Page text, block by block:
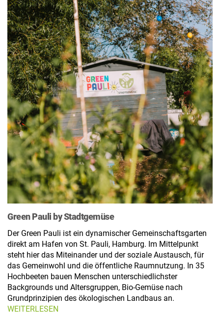
Green Pauli by Stadtgemüse
Der Green Pauli ist ein dynamischer Gemeinschaftsgarten
direkt am Hafen von St. Pauli, Hamburg. Im Mittelpunkt
steht hier das Miteinander und der soziale Austausch, für
das Gemeinwohl und die öffentliche Raumnutzung. In 35
Hochbeeten bauen Menschen unterschiedlichster
Backgrounds und Altersgruppen, Bio-Gemüse nach
Grundprinzipien des ökologischen Landbaus an.
WEITERLESEN